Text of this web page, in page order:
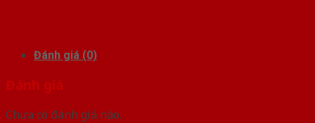
Đánh giá (0)
Đánh giá
Chưa có đánh giá nào.